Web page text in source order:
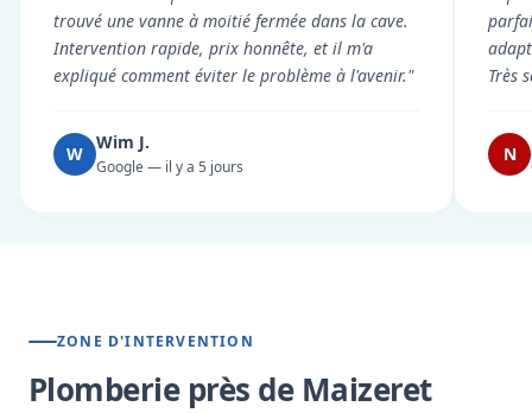
trouvé une vanne à moitié fermée dans la cave.
Intervention rapide, prix honnête, et il m'a
expliqué comment éviter le problème à l'avenir."
W
Wim J.
Google — il y a 5 jours
Très
N
ZONE D'INTERVENTION
Plomberie près de Maizeret